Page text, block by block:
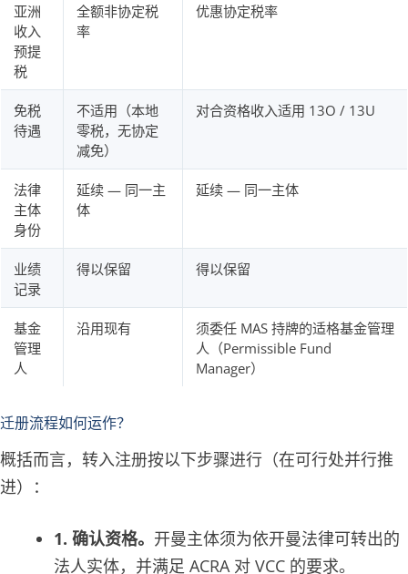
亚洲
收入
预提
税
全额非协定税
率
优惠协定税率
免税
待遇
不适用（本地
零税，无协定
减免）
对合资格收入适用 13O / 13U
法律
主体
身份
延续 — 同一主
体
延续 — 同一主体
业绩
记录
得以保留 得以保留
基金
管理
人
沿用现有
须委任 MAS 持牌的适格基金管理
人（Permissible Fund
Manager）
迁册流程如何运作？
概括而言，转入注册按以下步骤进行（在可行处并行推
进）：
1. 确认资格。 开曼主体须为依开曼法律可转出的
法人实体，并满足 ACRA 对 VCC 的要求。